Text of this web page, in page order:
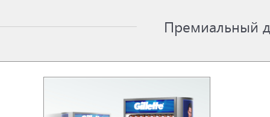
Премиальный